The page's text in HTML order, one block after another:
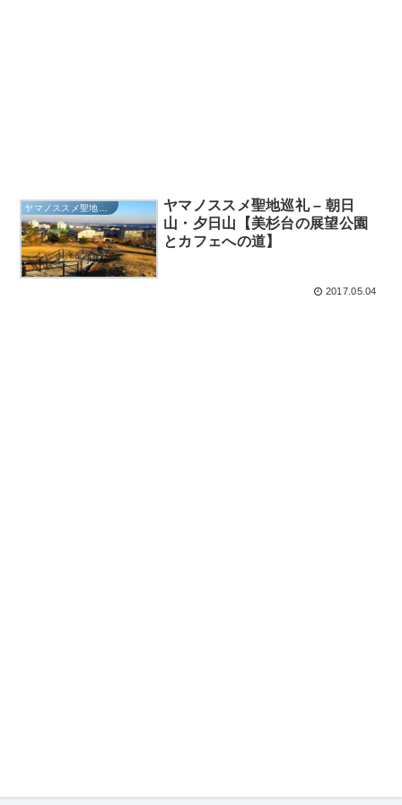
ヤマノススメ聖地巡礼
ヤマノススメ聖地巡礼 – 朝日
山・夕日山【美杉台の展望公園
とカフェへの道】
2017.05.04